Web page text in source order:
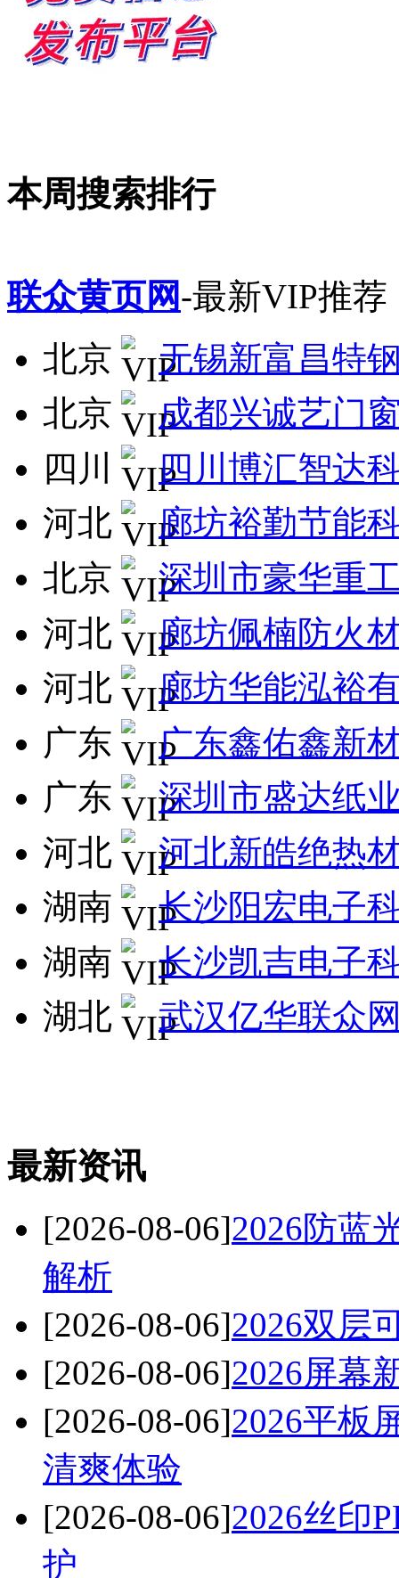
本周搜索排行
联众黄页网-最新VIP推荐
北京
无锡新富昌特
北京
成都兴诚艺门
四川
四川博汇智达
河北
廊坊裕勤节能
北京
深圳市豪华重
河北
廊坊佩楠防火
河北
廊坊华能泓裕
广东
广东鑫佑鑫新
广东
深圳市盛达纸
河北
河北新皓绝热
湖南
长沙阳宏电子
湖南
长沙凯吉电子
湖北
武汉亿华联众
最新资讯
[2026-08-06]2026防蓝
解析
[2026-08-06]2026双层
[2026-08-06]2026屏幕
[2026-08-06]2026平板
清爽体验
[2026-08-06]2026丝印
护